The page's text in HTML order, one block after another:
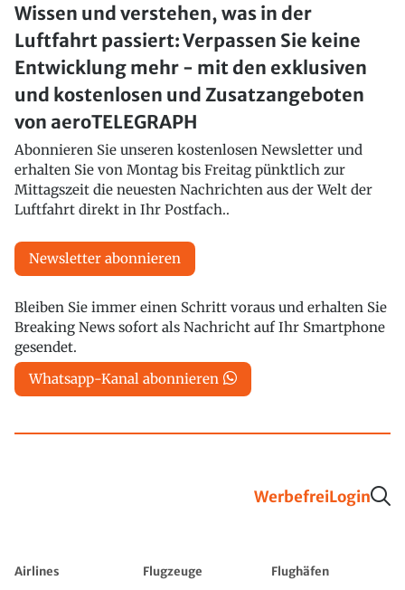
Wissen und verstehen, was in der
Luftfahrt passiert: Verpassen Sie keine
Entwicklung mehr - mit den exklusiven
und kostenlosen und Zusatzangeboten
von aeroTELEGRAPH
Abonnieren Sie unseren kostenlosen Newsletter und
erhalten Sie von Montag bis Freitag pünktlich zur
Mittagszeit die neuesten Nachrichten aus der Welt der
Luftfahrt direkt in Ihr Postfach..
Newsletter abonnieren
Bleiben Sie immer einen Schritt voraus und erhalten Sie
Breaking News sofort als Nachricht auf Ihr Smartphone
gesendet.
Whatsapp-Kanal abonnieren
WerbefreiLogin
Airlines Flugzeuge
Flughäfen